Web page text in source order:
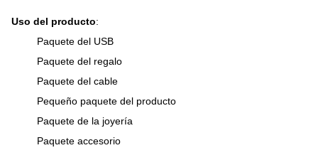
Uso del producto:
Paquete del USB
Paquete del regalo
Paquete del cable
Pequeño paquete del producto
Paquete de la joyería
Paquete accesorio